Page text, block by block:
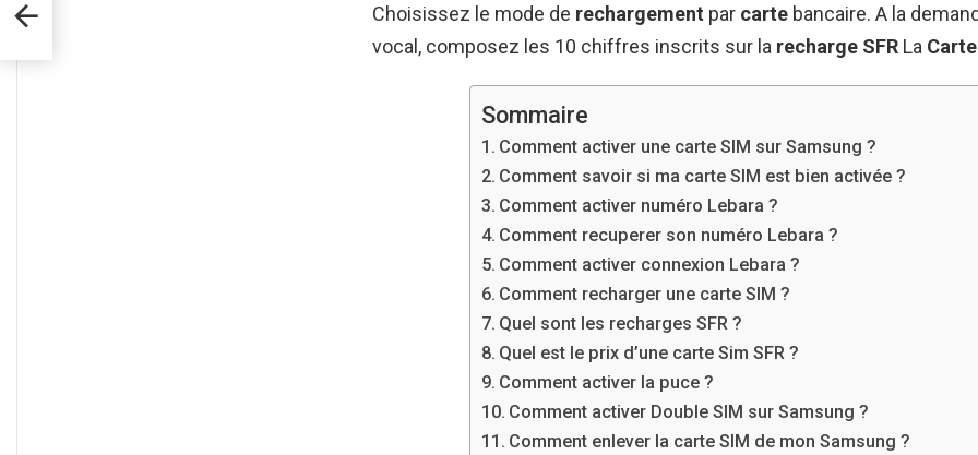
Choisissez le mode de rechargement par carte bancaire. A la
vocal, composez les 10 chiffres inscrits sur la recharge SFR La Carte
Sommaire
Comment activer une carte SIM sur Samsung ?
Comment savoir si ma carte SIM est bien activée ?
Comment activer numéro Lebara ?
Comment recuperer son numéro Lebara ?
Comment activer connexion Lebara ?
Comment recharger une carte SIM ?
Quel sont les recharges SFR ?
Quel est le prix d’une carte Sim SFR ?
Comment activer la puce ?
Comment activer Double SIM sur Samsung ?
Comment enlever la carte SIM de mon Samsung ?